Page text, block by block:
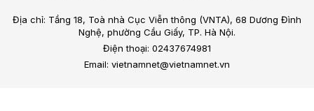
Địa chỉ: Tầng 18, Toà nhà Cục Viễn thông (VNTA), 68 Dương Đình
Nghệ, phường Cầu Giấy, TP. Hà Nội.
Điện thoại: 02437674981
Email: vietnamnet@vietnamnet.vn